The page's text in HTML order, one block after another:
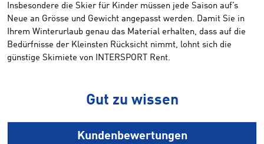
Insbesondere die Skier für Kinder müssen jede Saison auf’s
Neue an Grösse und Gewicht angepasst werden. Damit Sie in
Ihrem Winterurlaub genau das Material erhalten, dass auf die
Bedürfnisse der Kleinsten Rücksicht nimmt, lohnt sich die
günstige Skimiete von INTERSPORT Rent.
Gut zu wissen
Kundenbewertungen